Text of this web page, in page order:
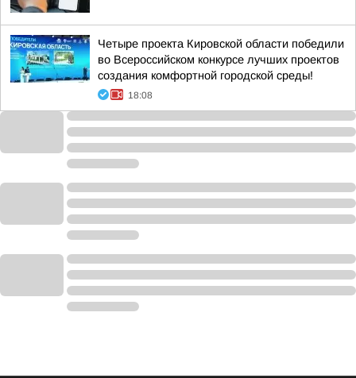
Четыре проекта Кировской области победили
во Всероссийском конкурсе лучших проектов
создания комфортной городской среды!
18:08